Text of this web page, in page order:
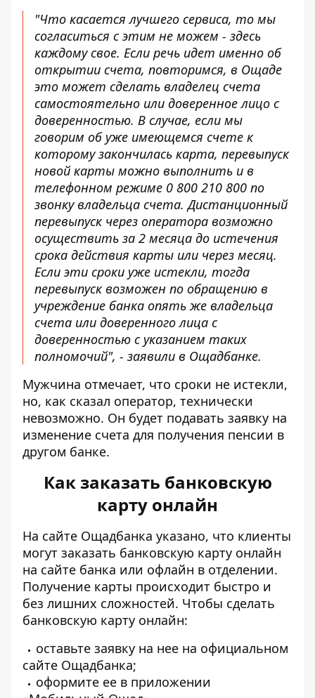
"Что касается лучшего сервиса, то мы
согласиться с этим не можем - здесь
каждому свое. Если речь идет именно об
открытии счета, повторимся, в Ощаде
это может сделать владелец счета
самостоятельно или доверенное лицо с
доверенностью. В случае, если мы
говорим об уже имеющемся счете к
которому закончилась карта, перевыпуск
новой карты можно выполнить и в
телефонном режиме 0 800 210 800 по
звонку владельца счета. Дистанционный
перевыпуск через оператора возможно
осуществить за 2 месяца до истечения
срока действия карты или через месяц.
Если эти сроки уже истекли, тогда
перевыпуск возможен по обращению в
учреждение банка опять же владельца
счета или доверенного лица с
доверенностью с указанием таких
полномочий", - заявили в Ощадбанке.
Мужчина отмечает, что сроки не истекли,
но, как сказал оператор, технически
невозможно. Он будет подавать заявку на
изменение счета для получения пенсии в
другом банке.
Как заказать банковскую
карту онлайн
На сайте Ощадбанка указано, что клиенты
могут заказать банковскую карту онлайн
на сайте банка или офлайн в отделении.
Получение карты происходит быстро и
без лишних сложностей. Чтобы сделать
банковскую карту онлайн:
оставьте заявку на нее на официальном
сайте Ощадбанка;
оформите ее в приложении